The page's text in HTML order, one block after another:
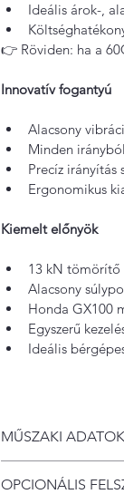
Ideális árok-,
👉 Röviden: ha a
Innovatív fogantyú
Alacsony
Minden
Precíz irányítás
Ergonomikus
Kiemelt előnyök
13 kN
Alacsony
Honda GX100
Egyszerű
Ideális
MŰSZAKI
OPCIONÁLIS